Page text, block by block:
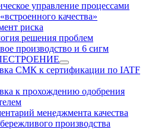
управление процессами
качества»
риска
решения проблем
производство и 6 сигм
СМК к сертификации по IATF
к прохождению одобрения
менеджмента качества
производства